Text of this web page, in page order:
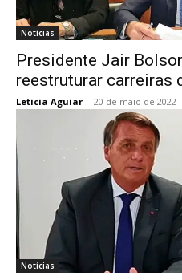
Notícias
Presidente Jair
reestruturar carreiras
Leticia Aguiar - 20 de maio de 2022
Notícias